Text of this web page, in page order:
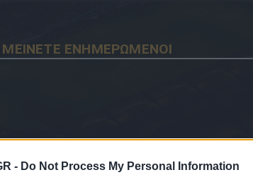
- Do Not Process My Personal Information
ΕΝΗΜΕΡΩΜΕΝΟΙ